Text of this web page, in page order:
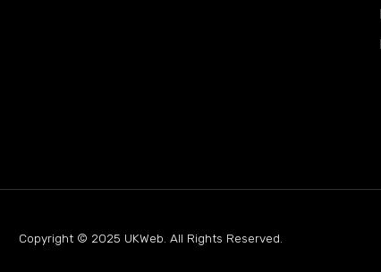
Copyright © 2025 UKWeb . All Rights Reserved.